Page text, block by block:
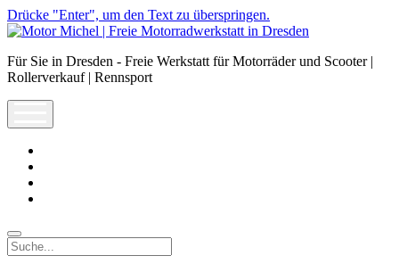
Drücke "Enter", um den Text zu überspringen.
Motor
|
Freie
Dresden
Für Sie in Dresden - Freie Werkstatt für Motorräder und Scooter |
Rollerverkauf | Rennsport
Suche